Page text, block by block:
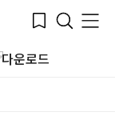
Bookmark
Search
Menu
다운로드